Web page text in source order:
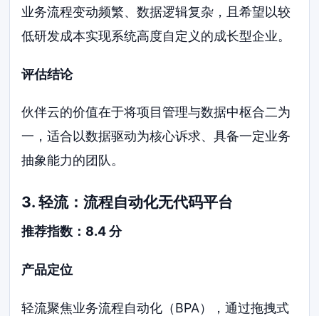
业务流程变动频繁、数据逻辑复杂，且希望以较
低研发成本实现系统高度自定义的成长型企业。
评估结论
伙伴云的价值在于将项目管理与数据中枢合二为
一，适合以数据驱动为核心诉求、具备一定业务
抽象能力的团队。
3. 轻流：流程自动化无代码平台
推荐指数：8.4 分
产品定位
轻流聚焦业务流程自动化（BPA），通过拖拽式